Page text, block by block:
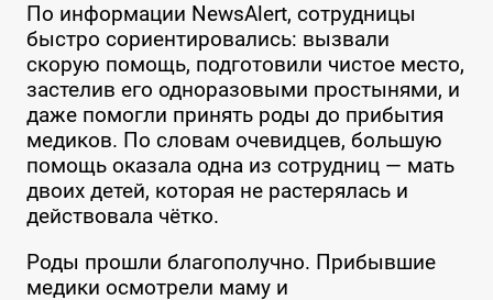
По информации NewsAlert, сотрудницы
быстро сориентировались: вызвали
скорую помощь, подготовили чистое место,
застелив его одноразовыми простынями, и
даже помогли принять роды до прибытия
медиков. По словам очевидцев, большую
помощь оказала одна из сотрудниц — мать
двоих детей, которая не растерялась и
действовала чётко.
Роды прошли благополучно. Прибывшие
медики осмотрели маму и